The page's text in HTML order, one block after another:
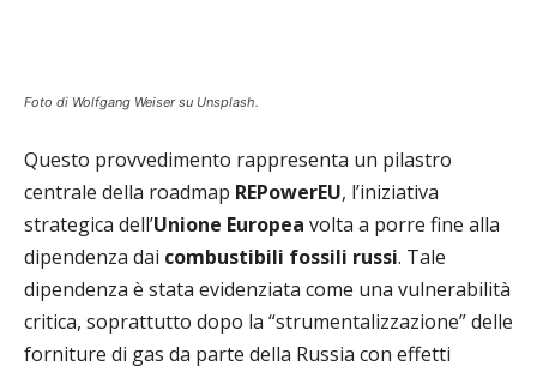
Foto di Wolfgang Weiser su Unsplash.
Questo provvedimento rappresenta un pilastro
centrale della roadmap REPowerEU, l’iniziativa
strategica dell’Unione Europea volta a porre fine alla
dipendenza dai combustibili fossili russi. Tale
dipendenza è stata evidenziata come una vulnerabilità
critica, soprattutto dopo la “strumentalizzazione” delle
forniture di gas da parte della Russia con effetti